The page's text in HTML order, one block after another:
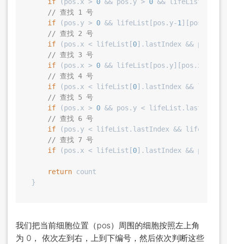
if (pos.x > 0 && pos.y > 0 &&
// 查找 1 号
if (pos.y > 0 && lifeList[pos.y-1
// 查找 2 号
if (pos.x < lifeList[0].lastIndex && pos.y
// 查找 3 号
if (pos.x > 0 && lifeList[pos.y][pos.x-
// 查找 4 号
if (pos.x < lifeList[0].lastIndex &&
// 查找 5 号
if (pos.x > 0 && pos.y < lifeList.lastIndex
// 查找 6 号
if (pos.y < lifeList.lastIndex &&
// 查找 7 号
if (pos.x < lifeList[0].lastIndex && pos.y
return count
我们把当前细胞位置（pos）周围的细胞按照左上角
为 0， 依次左到右，上到下编号，然后依次判断这些